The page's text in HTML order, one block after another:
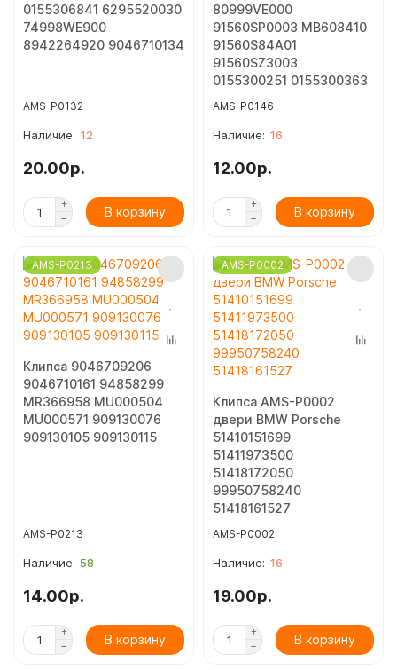
0155306841 6295520030
74998WE900
8942264920 9046710134
AMS-P0132
12
20.00р.
В корзину
80999VE000
91560SP0003 MB608410
91560S84A01
91560SZ3003
0155300251 0155300363
AMS-P0146
16
12.00р.
В корзину
AMS-P0213
Клипса 9046709206
9046710161 94858299
MR366958 MU000504
MU000571 909130076
909130105 909130115
AMS-P0213
58
14.00р.
В корзину
AMS-P0002
Клипса AMS-P0002
двери BMW Porsche
51410151699
51411973500
51418172050
99950758240
51418161527
AMS-P0002
16
19.00р.
В корзину